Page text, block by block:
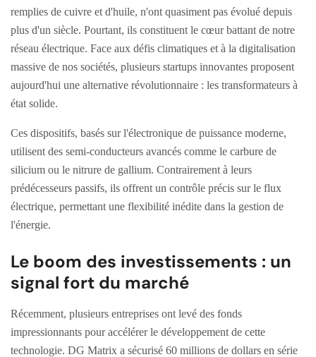
remplies de cuivre et d'huile, n'ont quasiment pas évolué depuis
plus d'un siècle. Pourtant, ils constituent le cœur battant de notre
réseau électrique. Face aux défis climatiques et à la digitalisation
massive de nos sociétés, plusieurs startups innovantes proposent
aujourd'hui une alternative révolutionnaire : les transformateurs à
état solide.
Ces dispositifs, basés sur l'électronique de puissance moderne,
utilisent des semi-conducteurs avancés comme le carbure de
silicium ou le nitrure de gallium. Contrairement à leurs
prédécesseurs passifs, ils offrent un contrôle précis sur le flux
électrique, permettant une flexibilité inédite dans la gestion de
l'énergie.
Le boom des investissements : un
signal fort du marché
Récemment, plusieurs entreprises ont levé des fonds
impressionnants pour accélérer le développement de cette
technologie. DG Matrix a sécurisé 60 millions de dollars en série